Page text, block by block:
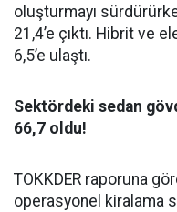
oluşturmayı
21,4’e çıktı. Hibrit ve
6,5’e ulaştı.
Sektördeki sedan
66,7 oldu!
TOKKDER raporuna
operasyonel kiralama